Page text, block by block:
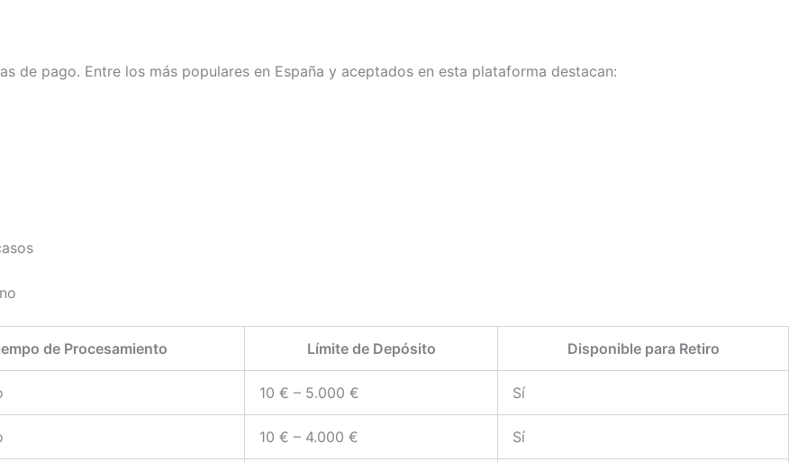
de pago. Entre los más populares en España y aceptados en esta plataforma destacan:
de Procesamiento Límite de Depósito Disponible para Retiro
10 € – 5.000 € Sí
10 € – 4.000 € Sí